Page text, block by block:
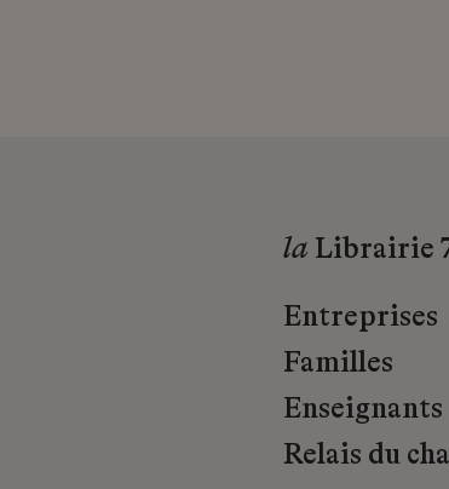
la Librairie
Entreprises
Familles
Enseignants
Relais du